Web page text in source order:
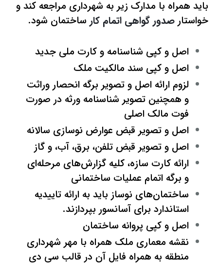
باید همراه با مدارک زیر به شهرداری مراجعه کند و
خواستار صدور گواهی اتمام کار ساختمان شود.
اصل و کپی شناسنامه و کارت ملی جدید
اصل و کپی سند مالکیت ملک
لزوم ارائه اصل و تصویر برگه انحصار وراثت
و همچنین تصویر شناسنامه ورثه در صورت
فوت مالک اصلی
اصل و تصویر قبض عوارض نوسازی سالانه
اصل و تصویر قبض تلفن، برق، آب، و گاز
ارائه کارت سازه، کلیه گزارش‌های مرحله‌ای
و برگه اتمام عملیات ساختمانی
ساختمان‌های نوساز باید به ارائه تاییدیه
استاندارد برای آسانسور بپردازند.
اصل و کپی پروانه ساختمان
نقشه معماری ملک همراه با مهر شهرداری
منطقه به همراه فایل آن در قالب سی دی